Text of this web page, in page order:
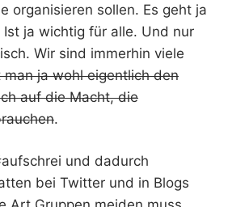
organisieren sollen. Es geht ja
Ist ja wichtig für alle. Und nur
Wir sind immerhin viele
ja wohl eigentlich den
auf die Macht, die
.
und dadurch
bei Twitter und in Blogs